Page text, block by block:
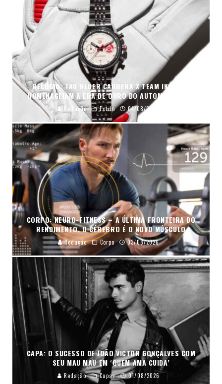
RELÓGIO: TAG HEUER CARRERA X TEAM IKUZAWA
HOMENAGEIAM A ERA DE OURO DO AUTOMOBILISMO
Redação Estilo 04/08/2026
CORPO: NEURO-FITNESS – A ÚLTIMA FRONTEIRA DO
RENDIMENTO, O CÉREBRO É O NOVO MÚSCULO
Redação Corpo 03/08/2026
CAPA: O SUCESSO DE JOÃO VICTOR GONÇALVES COM
SEU MAU MAU EM ‘QUEM AMA CUIDA’
Redação Capas 01/08/2026